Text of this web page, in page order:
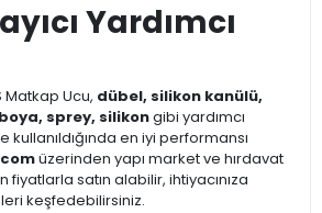
Yardımcı
Matkap Ucu, dübel, silikon kanülü,
sprey, silikongibi yardımcı
en iyi performansı
üzerinden yapı market ve hırdavat
satın alabilir, ihtiyacınıza
keşfedebilirsiniz.